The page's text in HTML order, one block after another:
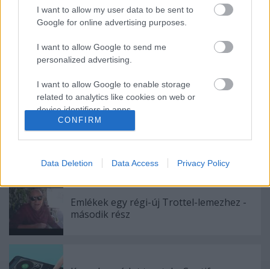
I want to allow my user data to be sent to
Google for online advertising purposes.
I want to allow Google to send me
personalized advertising.
I want to allow Google to enable storage
related to analytics like cookies on web or
device identifiers in apps.
I want to allow Google to enable storage
related to personalization.
I want to allow Google to enable storage
related to security, including authentication
functionality and fraud prevention, and other
CONFIRM
Data Deletion Data Access Privacy Policy
Kanye West nem ad ki több lemezt, amíg
meg nem szabadul a kiadóitól
Gondolatok - Új videó az
Emlékek egy régi-új Trottel-lemezhez -
második rész